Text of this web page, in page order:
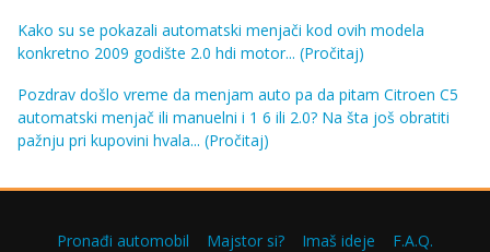
Kako su se pokazali automatski menjači kod ovih modela
konkretno 2009 godište 2.0 hdi motor... (Pročitaj)
Pozdrav došlo vreme da menjam auto pa da pitam Citroen C5
automatski menjač ili manuelni i 1 6 ili 2.0? Na šta još obratiti
pažnju pri kupovini hvala... (Pročitaj)
Pronađi automobil Majstor si? Imaš ideje
F.A.Q.